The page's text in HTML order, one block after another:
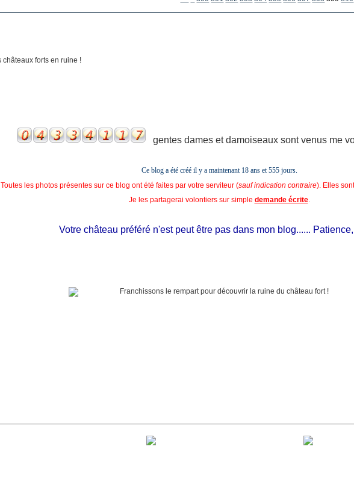
gentes dames et damoiseaux sont venus me
Ce blog a été créé il y a maintenant 18 ans et555 jours.
Toutes les photos présentes sur ce blog ont été faites par votre serviteur (sauf indication contraire). Elles
Je les partagerai volontiers sur simple demande écrite.
Votre château préféré n'est peut être pas dans mon blog...... Patience, il